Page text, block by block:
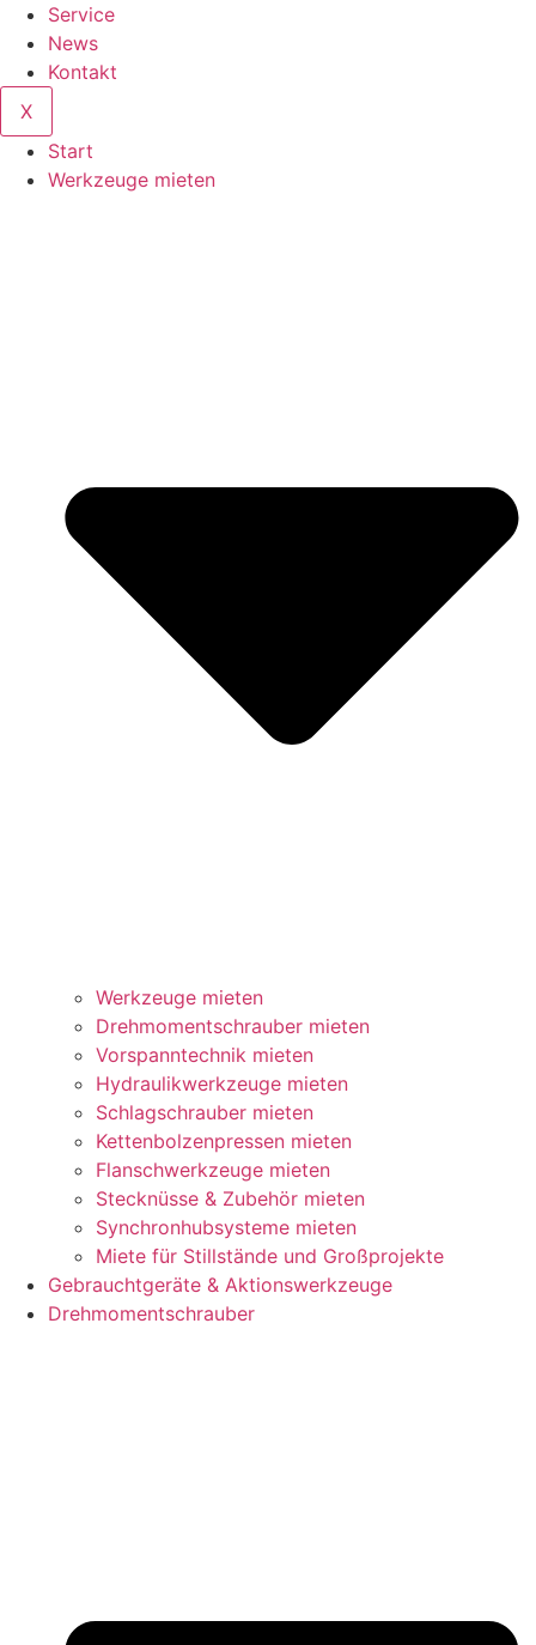
Service
News
Kontakt
X
Start
Werkzeuge mieten
Werkzeuge mieten
Drehmomentschrauber mieten
Vorspanntechnik mieten
Hydraulikwerkzeuge mieten
Schlagschrauber mieten
Kettenbolzenpressen mieten
Flanschwerkzeuge mieten
Stecknüsse & Zubehör mieten
Synchronhubsysteme mieten
Miete für Stillstände und Großprojekte
Gebrauchtgeräte & Aktionswerkzeuge
Drehmomentschrauber